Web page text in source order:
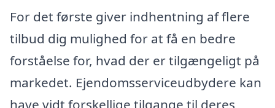
For det første giver indhentning af flere
tilbud dig mulighed for at få en bedre
forståelse for, hvad der er tilgængeligt på
markedet. Ejendomsserviceudbydere kan
have vidt forskellige tilgange til deres